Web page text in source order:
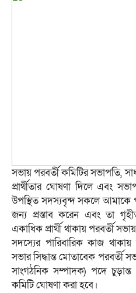
সভায় পরবর্তী কমিটির সভাপতি,
প্রার্থীতার ঘোষণা দিলে এবং
উপস্থিত সদস্যবৃন্দ সকলে আমাকে
জন্য প্রস্তাব করেন এবং তা
একাধিক প্রার্থী থাকায় পরবর্তী
সদস্যের পারিবারিক কাজ
সভার সিদ্ধান্ত মোতাবেক পরবর্তী
সাংগঠনিক সম্পাদক) পদে চুড়ান্ত
কমিটি ঘোষণা করা হবে।